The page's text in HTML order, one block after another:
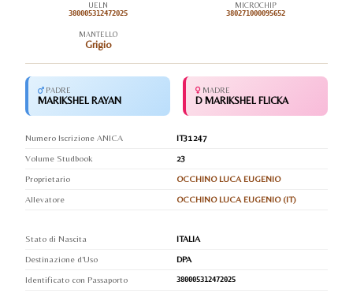
UELN
380005312472025
MICROCHIP
380271000095652
MANTELLO
Grigio
PADRE
MARIKSHEL RAYAN
MADRE
D MARIKSHEL FLICKA
Numero Iscrizione ANICA
IT31247
Volume Studbook
23
Proprietario
OCCHINO LUCA EUGENIO
Allevatore
OCCHINO LUCA EUGENIO (IT)
Stato di Nascita
ITALIA
Destinazione d'Uso
DPA
Identificato con Passaporto
380005312472025